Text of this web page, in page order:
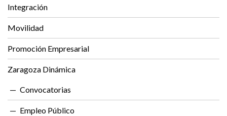
Integración
Movilidad
Promoción Empresarial
Zaragoza Dinámica
Convocatorias
Empleo Público